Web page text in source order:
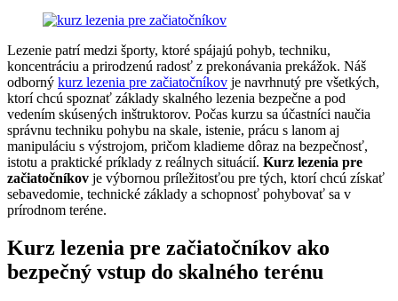
Lezenie patrí medzi športy, ktoré spájajú pohyb, techniku,
koncentráciu a prirodzenú radosť z prekonávania prekážok. Náš
odborný kurz lezenia pre začiatočníkov je navrhnutý pre všetkých,
ktorí chcú spoznať základy skalného lezenia bezpečne a pod
vedením skúsených inštruktorov. Počas kurzu sa účastníci naučia
správnu techniku pohybu na skale, istenie, prácu s lanom aj
manipuláciu s výstrojom, pričom kladieme dôraz na bezpečnosť,
istotu a praktické príklady z reálnych situácií. Kurz lezenia pre
začiatočníkov je výbornou príležitosťou pre tých, ktorí chcú získať
sebavedomie, technické základy a schopnosť pohybovať sa v
prírodnom teréne.
Kurz lezenia pre začiatočníkov ako
bezpečný vstup do skalného terénu